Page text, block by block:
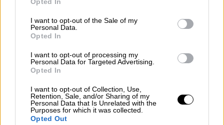
I want to opt-out of the Sale of my
Personal Data.
Opted In
I want to opt-out of processing my
Personal Data for Targeted Advertising.
Opted In
I want to opt-out of Collection, Use,
Retention, Sale, and/or Sharing of my
Personal Data that Is Unrelated with the
Purposes for which it was collected.
Opted Out
se han pronunciado a este respecto.
dirigente del Psoe ha hablado,
tienen que hablar las primarias
, dicen los
militantes más entregados a la causa. Muchos
Por suerte-aseguraron altas instancias
socialista a este medio-
nos hemos dotado de
presentarse, al final serán los militantes los
que decidan".